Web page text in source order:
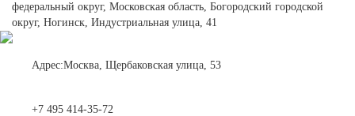
федеральный округ, Московская область, Богородский городской
округ, Ногинск, Индустриальная улица, 41
Адрес:Москва, Щербаковская улица, 53
+7 495 414-35-72